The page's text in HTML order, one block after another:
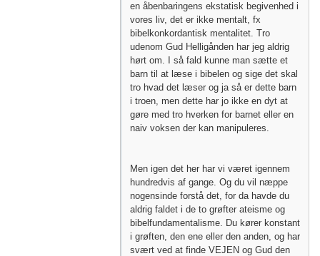
en åbenbaringens ekstatisk begivenhed i
vores liv, det er ikke mentalt, fx
bibelkonkordantisk mentalitet. Tro
udenom Gud Helligånden har jeg aldrig
hørt om. I så fald kunne man sætte et
barn til at læse i bibelen og sige det skal
tro hvad det læser og ja så er dette barn
i troen, men dette har jo ikke en dyt at
gøre med tro hverken for barnet eller en
naiv voksen der kan manipuleres.
Men igen det her har vi været igennem
hundredvis af gange. Og du vil næppe
nogensinde forstå det, for da havde du
aldrig faldet i de to grøfter ateisme og
bibelfundamentalisme. Du kører konstant
i grøften, den ene eller den anden, og har
svært ved at finde VEJEN og Gud den